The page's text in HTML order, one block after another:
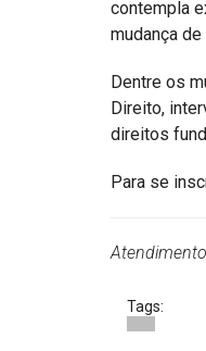
contempla
mudança
Dentre os
Direito,
direitos
Para se
Tags: